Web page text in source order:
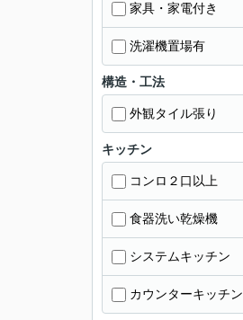
家具・家電付き
洗濯機置場有
構造・工法
外観タイル張り
キッチン
コンロ２口以上
食器洗い乾燥機
システムキッチン
カウンターキッチン